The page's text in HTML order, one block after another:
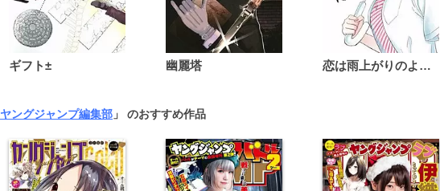
ギフト± 幽麗塔 恋は雨上がりのように
ヤングジャンプ編集部 」 のおすすめ作品